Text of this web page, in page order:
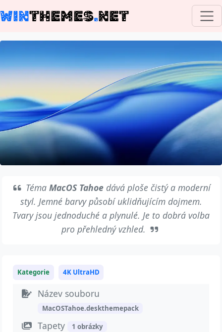
WINTHEMES.NET
TémaMacOS Tahoe dává ploše čistý a moderní
styl. Jemné barvy působí uklidňujícím dojmem.
Tvary jsou jednoduché a plynulé. Je to dobrá volba
pro přehledný vzhled.
Kategorie 4K UltraHD
Název souboru
MacOSTahoe.deskthemepack
Tapety 1 obrázky